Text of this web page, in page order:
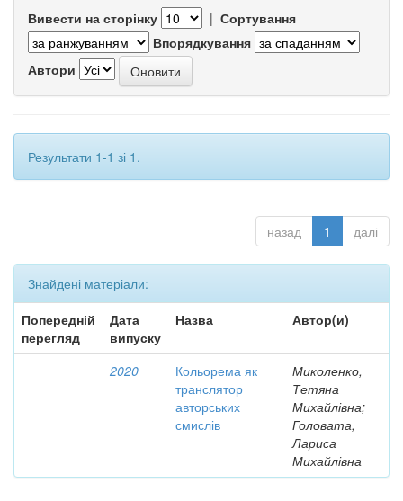
Вивести на сторінку | Сортування
Впорядкування
Автори
Результати 1-1 зі 1.
назад 1 далі
Знайдені матеріали:
Попередній
перегляд
Дата
випуску
Назва Автор(и)
2020
Кольорема як
транслятор
авторських
смислів
Миколенко,
Тетяна
Михайлівна;
Головата,
Лариса
Михайлівна